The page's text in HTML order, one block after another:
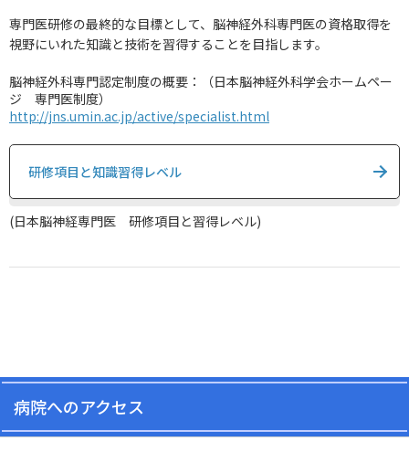
専門医研修の最終的な目標として、脳神経外科専門医の資格取得を
視野にいれた知識と技術を習得することを目指します。
脳神経外科専門認定制度の概要：（日本脳神経外科学会ホームペー
ジ 専門医制度）
http://jns.umin.ac.jp/active/specialist.html
研修項目と知識習得レベル
(日本脳神経専門医　研修項目と習得レベル)
病院へのアクセス